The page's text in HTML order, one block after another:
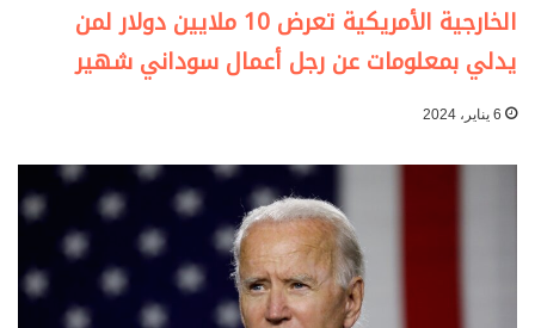
الخارجية الأمريكية تعرض 10 ملايين دولار لمن
يدلي بمعلومات عن رجل أعمال سوداني شهير
6 يناير، 2024